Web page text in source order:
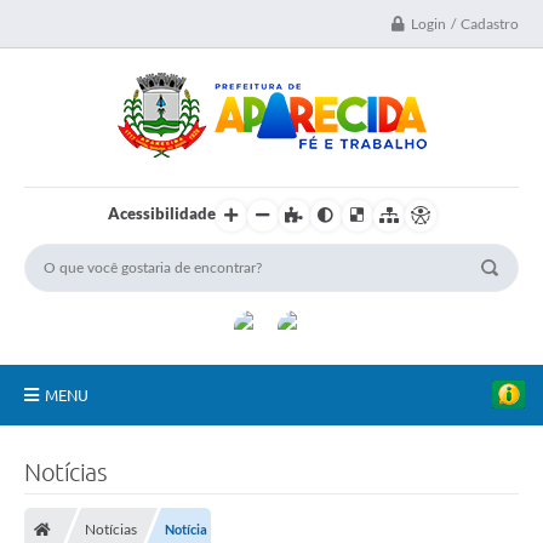
Login / Cadastro
Acessibilidade
MENU
Notícias
Notícias Notícia